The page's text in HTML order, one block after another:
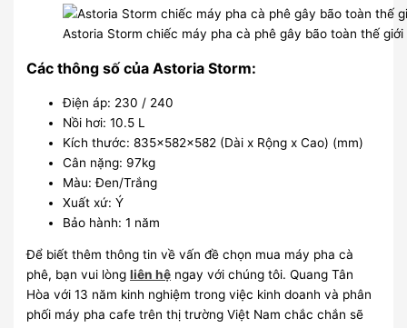
Astoria Storm chiếc máy pha cà phê gây bão toàn thế giới
Các thông số của Astoria Storm:
Điện áp: 230 / 240
Nồi hơi: 10.5 L
Kích thước: 835x582x582 (Dài x Rộng x Cao) (mm)
Cân nặng: 97kg
Màu: Đen/Trắng
Xuất xứ: Ý
Bảo hành: 1 năm
Để biết thêm thông tin về vấn đề chọn mua máy pha cà
phê, bạn vui lòngliên hệ ngay với chúng tôi. Quang Tân
Hòa với 13 năm kinh nghiệm trong việc kinh doanh và phân
phối máy pha cafe trên thị trường Việt Nam chắc chắn sẽ